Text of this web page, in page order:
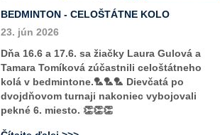
BEDMINTON - CELOŠTÁTNE KOLO
23. jún 2026
Dňa 16.6 a 17.6. sa žiačky Laura Gulová a
Tamara Tomíková zúčastnili celoštátneho
kolá v bedmintone.🏸🏸🏸 Dievčatá po
dvojdňovom turnaji nakoniec vybojovali
pekné 6. miesto. 👏👏👏